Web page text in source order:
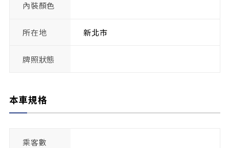
內裝顏色
所在地 新北市
牌照狀態
本車規格
乘客數